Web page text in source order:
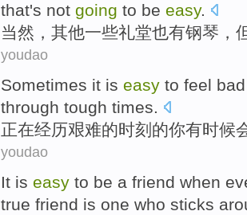
that's not going to be easy.
当然 ， 其他一些礼堂也有钢琴 ，
youdao
Sometimes it is easy to feel
through tough times.
正在经历艰难的时刻的你有时候
youdao
It is easy to be a friend when
true friend is one who sticks